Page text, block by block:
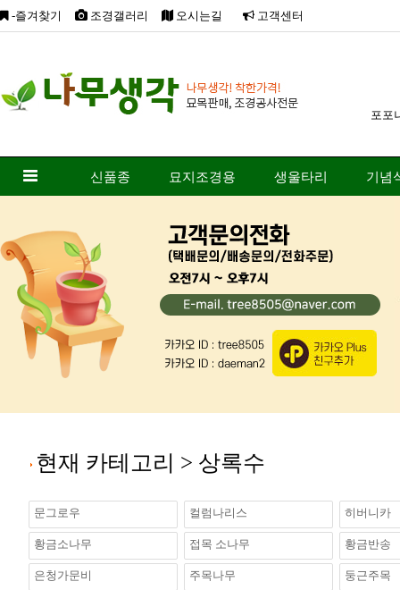
-즐겨찾기 조경갤러리 오시는길 고객센터
포포
신품종 묘지조경용 생울타리 기념
현재 카테고리 > 상록수
문그로우 컬럼나리스 히버니카
황금소나무 접목 소나무 황금반송
은청가문비 주목나무 둥근주목